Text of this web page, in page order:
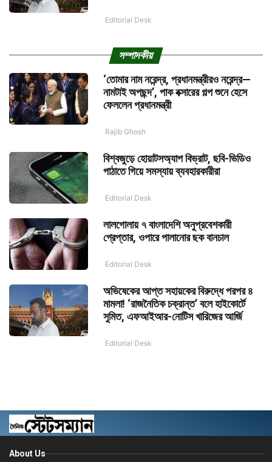
Editorial Desk
সম্পাদকীয়
‘তোমার নাম নরেন্দ্র, প্রধানমন্ত্রীরও নরেন্দ্র—
নামটাই অপছন্দ’, পাক বক্সারের গল্প শুনে হেসে
ফেললেন প্রধানমন্ত্রী
Rajib Ghosh
বিশ্বজুড়ে হোয়াটসঅ্যাপ বিভ্রাট, ছবি-ভিডিও
পাঠাতে গিয়ে সমস্যায় ব্যবহারকারীরা
Editorial Desk
লালগোলায় ৭ বাংলাদেশি অনুপ্রবেশকারী
গ্রেপ্তার, ওপারে পালানোর ছক বানচাল
Editorial Desk
অভিষেকের আপ্ত সহায়কের বিরুদ্ধে পরপর ৪
মামলা! ‘রাজনৈতিক চক্রান্ত’ বলে হাইকোর্টে
সুমিত, এফআইআর-নোটিস খারিজের আর্জি
Editorial Desk
About Us